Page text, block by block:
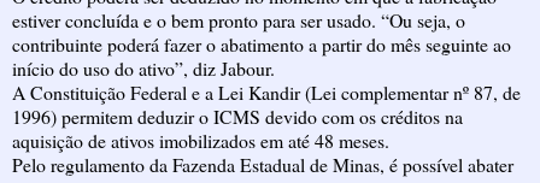
estiver concluída e o bem pronto para ser usado. “Ou seja, o
contribuinte poderá fazer o abatimento a partir do mês seguinte ao
início do uso do ativo”, diz Jabour.
A Constituição Federal e a Lei Kandir (Lei complementar nº 87, de
1996) permitem deduzir o ICMS devido com os créditos na
aquisição de ativos imobilizados em até 48 meses.
Pelo regulamento da Fazenda Estadual de Minas, é possível abater